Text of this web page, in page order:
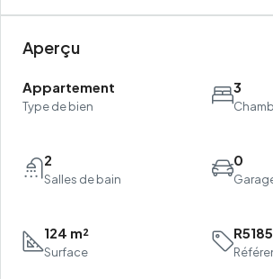
Aperçu
Appartement
Type de bien
3
2
Salles de bain
0
124 m²
Surface